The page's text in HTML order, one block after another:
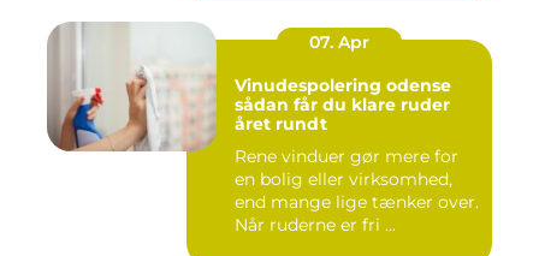
07. Apr
Vinudespolering odense
sådan får du klare ruder
året rundt
Rene vinduer gør mere for
en bolig eller virksomhed,
end mange lige tænker over.
Når ruderne er fri ...